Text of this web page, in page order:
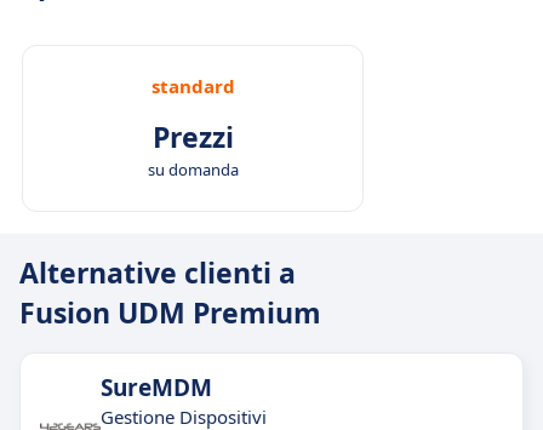
standard
Prezzi
su domanda
Alternative clienti a
Fusion UDM Premium
SureMDM
Gestione Dispositivi